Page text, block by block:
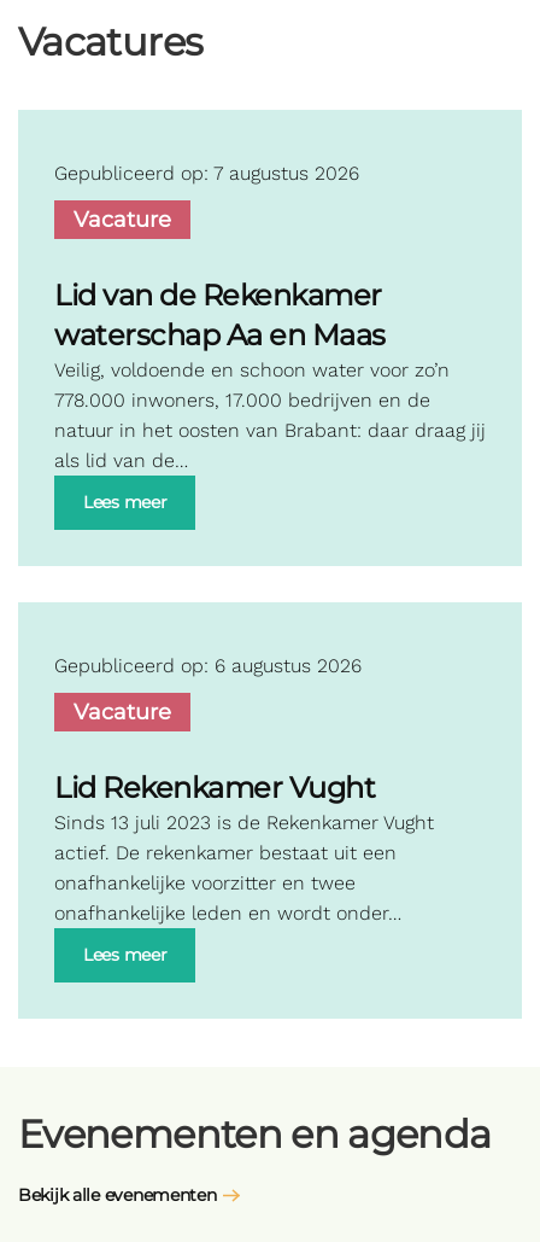
Vacatures
Gepubliceerd op: 7 augustus 2026
Vacature
Lid van de Rekenkamer
waterschap Aa en Maas
Veilig, voldoende en schoon water voor zo’n
778.000 inwoners, 17.000 bedrijven en de
natuur in het oosten van Brabant: daar draag jij
als lid van de…
Lees meer
Gepubliceerd op: 6 augustus 2026
Vacature
Lid Rekenkamer Vught
Sinds 13 juli 2023 is de Rekenkamer Vught
actief. De rekenkamer bestaat uit een
onafhankelijke voorzitter en twee
onafhankelijke leden en wordt onder…
Lees meer
Evenementen en agenda
Bekijk alle evenementen